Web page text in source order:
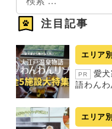
索
注目記事
エリア
PR
愛
語わんわ
エリア